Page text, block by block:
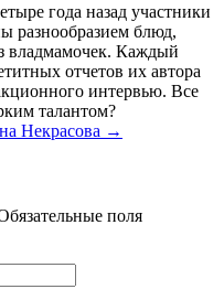
года назад участники
разнообразием блюд,
владмамочек. Каждый
отчетов их автора
интервью. Все
талантом?
Некрасова →
поля